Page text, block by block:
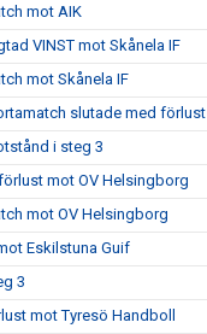
mot AIK
VINST mot Skånela IF
mot Skånela IF
slutade med förlust
i steg 3
mot OV Helsingborg
mot OV Helsingborg
Eskilstuna Guif
3
mot Tyresö Handboll